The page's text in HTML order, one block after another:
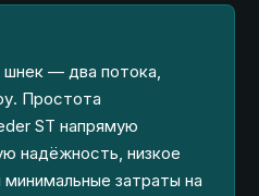
шнек — два потока,
Простота
ST напрямую
надёжность, низкое
затраты на